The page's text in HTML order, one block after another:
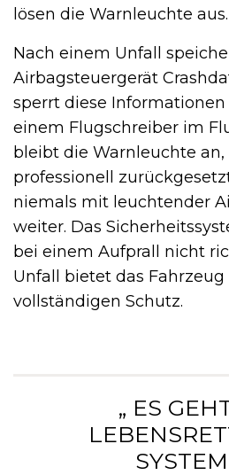
lösen die Warnleuchte aus.
Nach einem Unfall
Airbagsteuergerät
sperrt diese
einem Flugschreiber im
bleibt die Warnleuchte
professionell
niemals mit leuchtender
weiter. Das
bei einem Aufprall nicht
Unfall bietet das
vollständigen Schutz.
„ ES